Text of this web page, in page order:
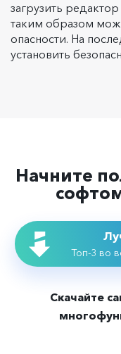
загрузить
таким образом
опасности. На
установить
Начните
Топ-3 во
Скачайте